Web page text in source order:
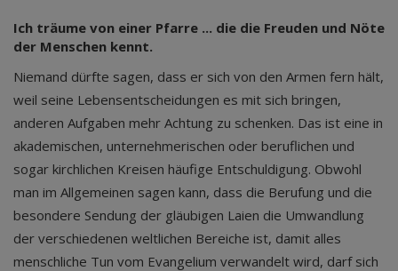
Ich träume von einer Pfarre ... die die Freuden und Nöte
der Menschen kennt.
Niemand dürfte sagen, dass er sich von den Armen fern hält,
weil seine Lebensentscheidungen es mit sich bringen,
anderen Aufgaben mehr Achtung zu schenken. Das ist eine in
akademischen, unternehmerischen oder beruflichen und
sogar kirchlichen Kreisen häufige Entschuldigung. Obwohl
man im Allgemeinen sagen kann, dass die Berufung und die
besondere Sendung der gläubigen Laien die Umwandlung
der verschiedenen weltlichen Bereiche ist, damit alles
menschliche Tun vom Evangelium verwandelt wird, darf sich